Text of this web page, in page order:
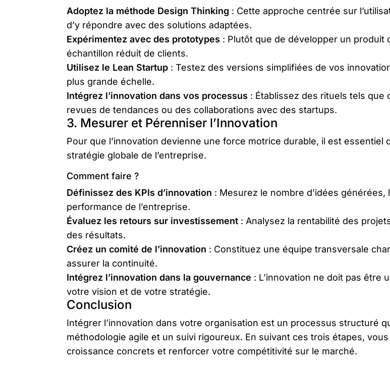
Adoptez la méthode Design Thinking : Cette approche centrée sur
d’y répondre avec des solutions adaptées.
Expérimentez avec des prototypes : Plutôt que de développer un
échantillon réduit de clients.
Utilisez le Lean Startup : Testez des versions simplifiées de vos
plus grande échelle.
Intégrez l’innovation dans vos processus : Établissez des rituels tels
revues de tendances ou des collaborations avec des startups.
3. Mesurer et Pérenniser l’Innovation
Pour que l’innovation devienne une force motrice durable, il est essentiel
stratégie globale de l’entreprise.
Comment faire ?
Définissez des KPIs d’innovation : Mesurez le nombre d’idées
performance de l’entreprise.
Évaluez les retours sur investissement : Analysez la rentabilité des
des résultats.
Créez un comité de l’innovation : Constituez une équipe transversale
assurer la continuité.
Intégrez l’innovation dans la gouvernance : L’innovation ne doit pas être
votre vision et de votre stratégie.
Conclusion
Intégrer l’innovation dans votre organisation est un processus structuré
méthodologie agile et un suivi rigoureux. En suivant ces trois étapes,
croissance concrets et renforcer votre compétitivité sur le marché.